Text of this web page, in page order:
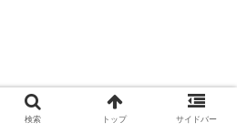
長崎市内観光できるタクシー会社をまと
めてみた！
検索 トップ サイドバー